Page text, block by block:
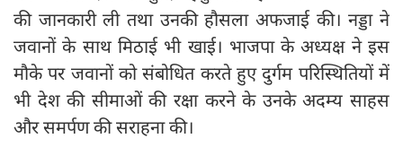
की जानकारी ली तथा उनकी हौसला अफजाई की। नड्डा ने
जवानों के साथ मिठाई भी खाई। भाजपा के अध्यक्ष ने इस
मौके पर जवानों को संबोधित करते हुए दुर्गम परिस्थितियों में
भी देश की सीमाओं की रक्षा करने के उनके अदम्य साहस
और समर्पण की सराहना की।